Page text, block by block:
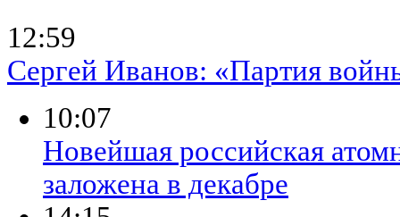
12:59
Сергей Иванов: «Партия
10:07
​Новейшая российская
заложена в декабре